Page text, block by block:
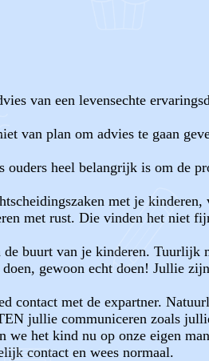
van een levensechte
van plan om advies te gaan
ouders heel belangrijk is om de
met je
met rust. Die vinden het niet
buurt van je kinderen. Tuurlijk
gewoon echt doen! Jullie
contact met de expartner.
jullie communiceren zoals
we het kind nu op onze eigen
contact en wees normaal.